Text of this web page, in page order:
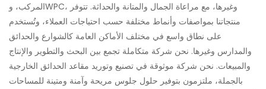
المركب، وWPC، وغيرها، مع مراعاة الجمال والمتانة والحداثة. تتوفر
منتجاتنا بمواصفات وأنماط مختلفة حسب احتياجات العملاء، وتُستخدم
على نطاق واسع في مختلف الأماكن العامة كالشوارع والحدائق
والمدارس وغيرها. نحن شركة متكاملة تجمع بين البحث والتطوير والإنتاج
والمبيعات. نحن شركة موثوقة في تصنيع وتوريد مقاعد الحدائق الخارجية
بالجملة، ملتزمون بتوفير حلول جلوس مريحة وآمنة ومتينة للمساحات